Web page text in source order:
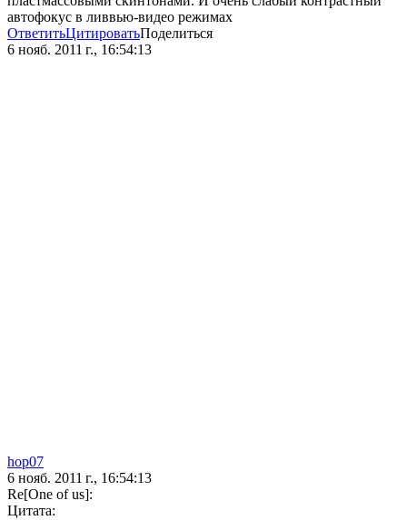
автофокус в ливвью-видео режимах
ОтветитьЦитироватьПоделиться
6 нояб. 2011 г., 16:54:13
hop07
6 нояб. 2011 г., 16:54:13
Re[One of us]:
Цитата: